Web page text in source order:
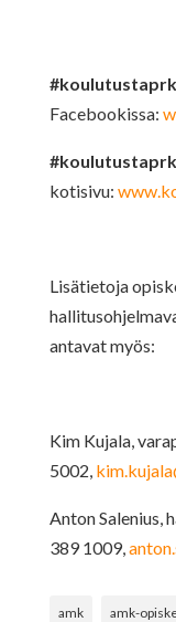
Facebookissa:
kotisivu:
Lisätietoja
antavat myös:
Kim Kujala,
5002,
Anton Salenius,
389 1009,
amk amk-